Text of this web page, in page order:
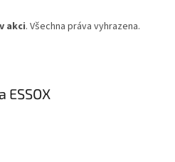
akci. Všechna práva vyhrazena.